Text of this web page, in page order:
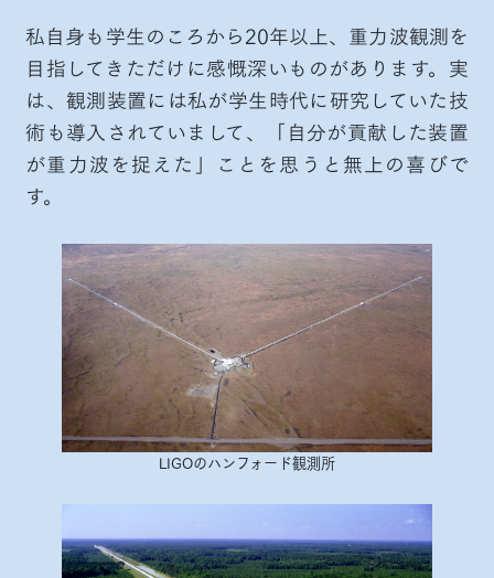
私自身も学生のころから20年以上、重力波観測を
目指してきただけに感慨深いものがあります。実
は、観測装置には私が学生時代に研究していた技
術も導入されていまして、「自分が貢献した装置
が重力波を捉えた」ことを思うと無上の喜びで
す。
LIGOのハンフォード観測所